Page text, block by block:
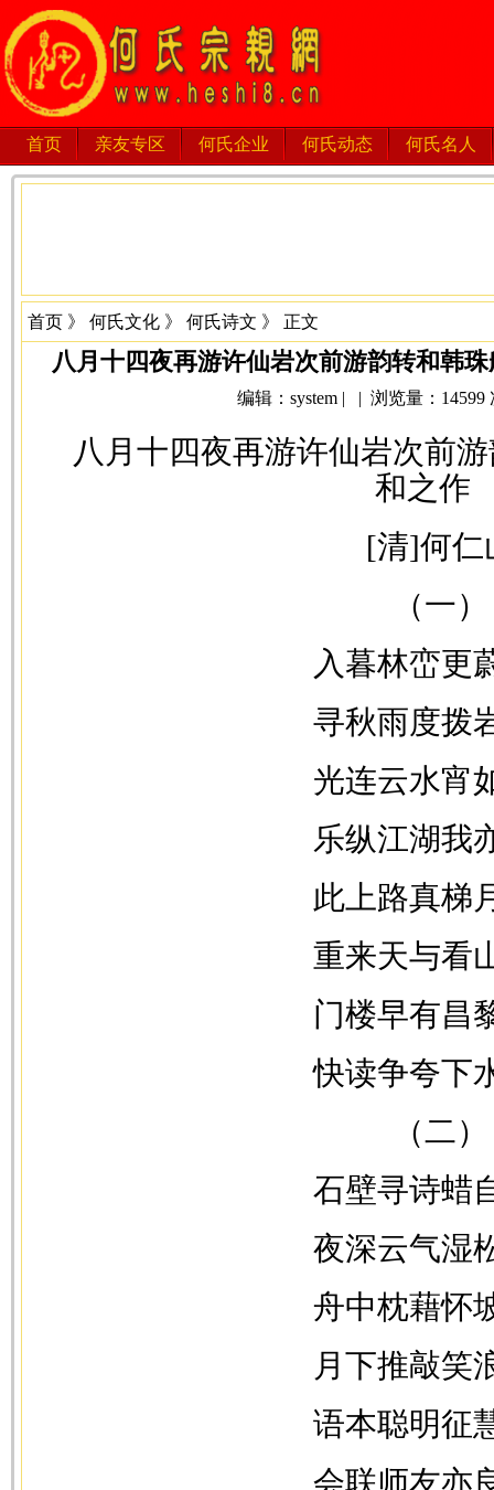
首页 亲友专区 何氏企业 何氏动态 何氏名人
首页 》 何氏文化 》 何氏诗文 》 正文
八月十四夜再游许仙岩次前游韵转和韩
编辑：system | | 浏览量：14599
八月十四夜再游许仙岩次前
和之作
[清]何仁
（一）
入暮林峦更
寻秋雨度拨
光连云水宵
乐纵江湖我
此上路真梯
重来天与看
门楼早有昌
快读争夸下
（二）
石壁寻诗蜡
夜深云气湿
舟中枕藉怀
月下推敲笑
语本聪明征
会联师友亦